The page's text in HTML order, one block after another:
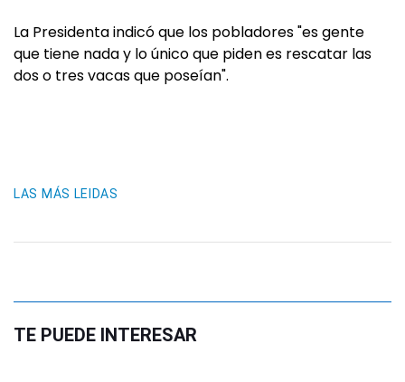
La Presidenta indicó que los pobladores "es gente
que tiene nada y lo único que piden es rescatar las
dos o tres vacas que poseían".
LAS MÁS LEIDAS
TE PUEDE INTERESAR